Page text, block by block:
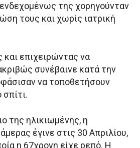
της χορηγούνταν
τους και χωρίς ιατρική
επιχειρώντας να
συνέβαινε κατά την
να τοποθετήσουν
της ηλικιωμένης, η
έγινε στις 30 Απριλίου,
η 67χρονη είχε ρεπό. Η